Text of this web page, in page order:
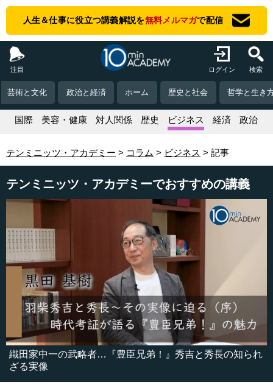
人生＆仕事に役立つ講義解説を無料メルマガで配信
注目 ログイン 検索
芸術と文化 政治と経済 ホーム 歴史と社会 哲学と生き
国際 美容・健康 対人関係 歴史 ビジネス 経済 政治
テンミニッツ・アカデミー コラム ビジネス 記事
テンミニッツ・アカデミーでおすすめの講義
織田家中一の武略者…『豊臣兄弟！』秀吉と秀長の知られ
ざる実像